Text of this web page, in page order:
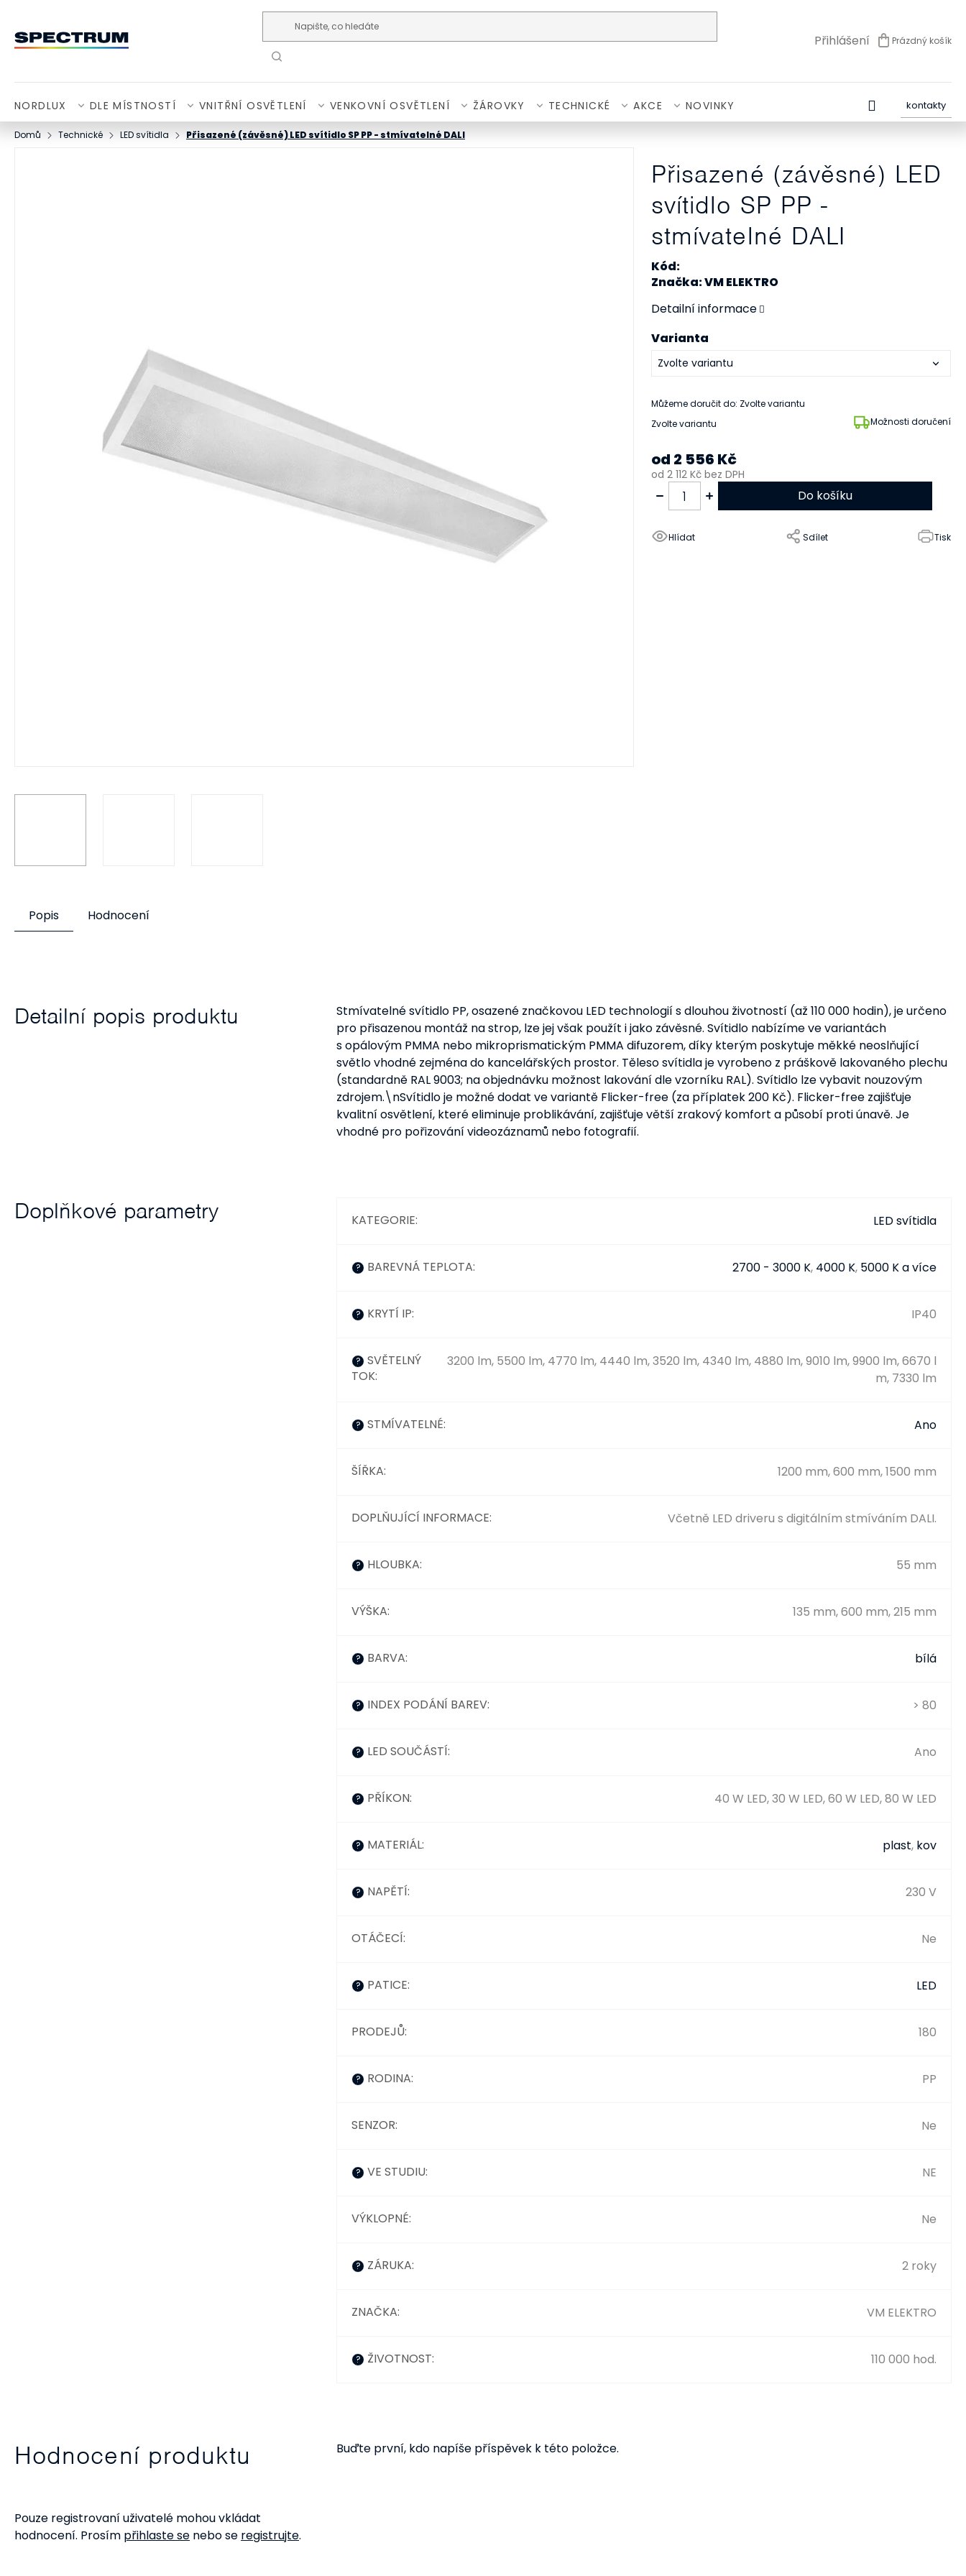
Přihlášení NÁKUPNÍ
Prázdný košík
NORDLUX DLE MÍSTNOSTÍ VNITŘNÍ OSVĚTLENÍ VENKOVNÍ OSVĚTLENÍ ŽÁROVKY TECHNICKÉ AKCE NOVINKY kontakty
Domů Technické LED svítidla Přisazené (závěsné) LED svítidlo SP PP - stmívatelné DALI
Přisazené (závěsné) LED
svítidlo SP PP -
stmívatelné DALI
Kód:
Značka: VM ELEKTRO
Zvolte variantu Možnosti doručení
Varianta
Můžeme doručit do: Zvolte variantu
Detailní informace
Tisk
Hlídat Sdílet
od 2 556 Kč
od 2 112 Kčbez DPH
Do košíku
Popis Hodnocení
Detailní popis produktu
Stmívatelné svítidlo PP, osazené značkovou LED technologií s dlouhou životností (až 110 000 hodin), je určeno
pro přisazenou montáž na strop, lze jej však použít i jako závěsné. Svítidlo nabízíme ve variantách
s opálovým PMMA nebo mikroprismatickým PMMA difuzorem, díky kterým poskytuje měkké neoslňující
světlo vhodné zejména do kancelářských prostor. Těleso svítidla je vyrobeno z práškově lakovaného plechu
(standardně RAL 9003; na objednávku možnost lakování dle vzorníku RAL). Svítidlo lze vybavit nouzovým
zdrojem.\nSvítidlo je možné dodat ve variantě Flicker-free (za příplatek 200 Kč). Flicker-free zajišťuje
kvalitní osvětlení, které eliminuje problikávání, zajišťuje větší zrakový komfort a působí proti únavě. Je
vhodné pro pořizování videozáznamů nebo fotografií.
Doplňkové parametry KATEGORIE: LED svítidla
? BAREVNÁ TEPLOTA: 2700 - 3000 K, 4000 K, 5000 K a více
? KRYTÍ IP: IP40
? SVĚTELNÝ
TOK:
3200 lm, 5500 lm, 4770 lm, 4440 lm, 3520 lm, 4340 lm, 4880 lm, 9010 lm, 9900 lm, 6670 l
m, 7330 lm
? STMÍVATELNÉ: Ano
ŠÍŘKA: 1200 mm, 600 mm, 1500 mm
DOPLŇUJÍCÍ INFORMACE: Včetně LED driveru s digitálním stmíváním DALI.
? HLOUBKA: 55 mm
VÝŠKA: 135 mm, 600 mm, 215 mm
? BARVA: bílá
? INDEX PODÁNÍ BAREV: > 80
? LED SOUČÁSTÍ: Ano
? PŘÍKON: 40 W LED, 30 W LED, 60 W LED, 80 W LED
? MATERIÁL: plast, kov
? NAPĚTÍ: 230 V
OTÁČECÍ: Ne
? PATICE: LED
PRODEJŮ: 180
? RODINA: PP
SENZOR: Ne
? VE STUDIU: NE
VÝKLOPNÉ: Ne
? ZÁRUKA: 2 roky
ZNAČKA: VM ELEKTRO
? ŽIVOTNOST: 110 000 hod.
Hodnocení produktu Buďte první, kdo napíše příspěvek k této položce.
Pouze registrovaní uživatelé mohou vkládat
hodnocení. Prosím přihlaste se nebo se registrujte.